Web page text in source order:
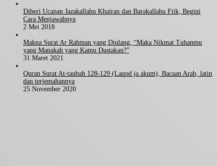
Diberi Ucapan Jazakallahu Khairan dan Barakallahu Fiik, Begini
Cara Menjawabnya
2 Mei 2018
Makna Surat Ar Rahman yang Diulang, “Maka Nikmat Tuhanmu
yang Manakah yang Kamu Dustakan?”
31 Maret 2021
Quran Surat At-taubah 128-129 (Laqod ja akum), Bacaan Arab, latin
dan terjemahannya
25 November 2020